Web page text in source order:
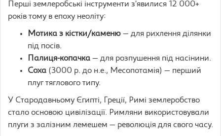
Перші землеробські інструменти з’явилися 12 000+
років тому в епоху неоліту:
Мотика з кістки/каменю — для рихлення ділянки
під посів.
Палиця-копачка — для розпушення під насінини.
Соха (3000 р. до н.е., Месопотамія) — перший
плуг тяглового типу.
У Стародавньому Єгипті, Греції, Римі землеробство
стало основою цивілізації. Римляни використовували
плуги з залізним лемешем — революція для свого часу.